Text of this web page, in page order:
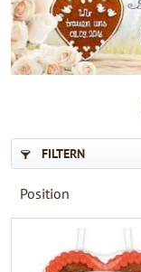
FILTERN